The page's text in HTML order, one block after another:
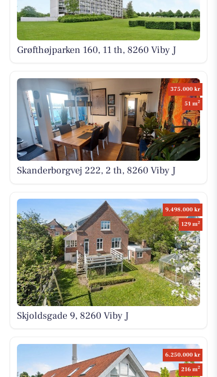
Grøfthøjparken 160, 11 th, 8260 Viby J
375.000 kr
51 m2
Skanderborgvej 222, 2 th, 8260 Viby J
9.498.000 kr
129 m2
Skjoldsgade 9, 8260 Viby J
6.250.000 kr
216 m2